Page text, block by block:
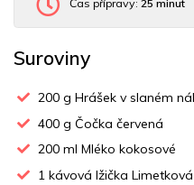
Čas přípravy:25 minut
Suroviny
200 g Hrášek v slaném
400 g Čočka červená
200 ml Mléko kokosové
1 kávová lžička